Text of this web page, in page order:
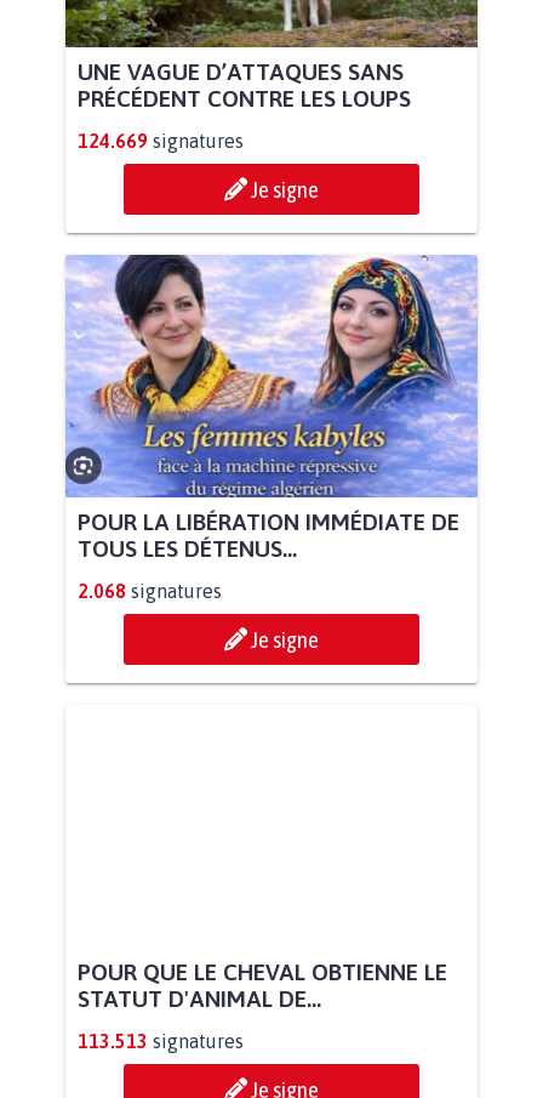
UNE VAGUE D’ATTAQUES SANS
PRÉCÉDENT CONTRE LES LOUPS
124.669 signatures
Je signe
POUR LA LIBÉRATION IMMÉDIATE DE
TOUS LES DÉTENUS...
2.068 signatures
Je signe
POUR QUE LE CHEVAL OBTIENNE LE
STATUT D'ANIMAL DE...
113.513 signatures
Je signe